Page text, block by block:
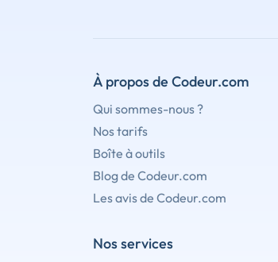
À propos de Codeur.com
Qui sommes-nous ?
Nos tarifs
Boîte à outils
Blog de Codeur.com
Les avis de Codeur.com
Nos services